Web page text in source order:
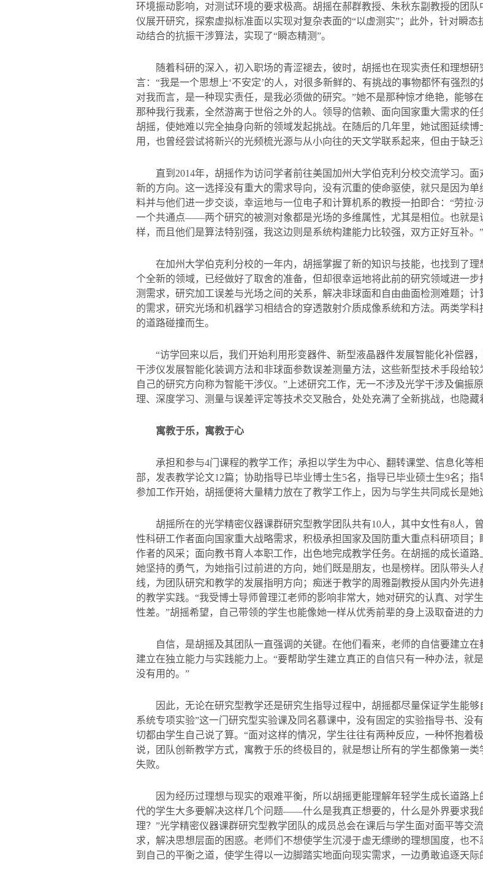
环境振动影响，对测试环境的要求极高。胡摇在郝群教授、朱秋东副教授的团
仪展开研究，探索虚拟标准面以实现对复杂表面的“以虚测实”；此外，针对瞬
动结合的抗振干涉算法，实现了“瞬态精测”。
随着科研的深入，初入职场的青涩褪去，彼时，胡摇也在现实责任和理想
言：“我是一个思想上‘不安定’的人，对很多新鲜的、有挑战的事物都怀有强烈
对我而言，是一种现实责任，是我必须做的研究。”她不是那种惊才绝艳，能够
那种我行我素，全然游离于世俗之外的人。领导的信赖、面向国家重大需求的
胡摇，使她难以完全抽身向新的领域发起挑战。在随后的几年里，她试图延续
用，也曾经尝试将新兴的光频梳光源与从小向往的天文学联系起来，但由于缺乏
直到 2014年，胡摇作为访问学者前往美国加州大学伯克利分校交流学习。
新的方向。这一选择没有重大的需求导向，没有沉重的使命驱使，就只是因为
料并与他们进一步交谈，幸运地与一位电子和计算机系的教授一拍即合： “劳拉·
一个共通点——两个研究的被测对象都是光场的多维属性，尤其是相位。也就
样，而且他们是算法特别强，我这边则是系统构建能力比较强，双方正好互补。”
在加州大学伯克利分校的一年内，胡摇掌握了新的知识与技能，也找到了
个全新的领域，已经做好了取舍的准备，但却很幸运地将此前的研究领域进一
测需求，研究加工误差与光场之间的关系，解决非球面和自由曲面检测难题；
的需求，研究光场和机器学习相结合的穿透散射介质成像系统和方法。两类学
的道路碰撞而生。
“访学回来以后，我们开始利用形变器件、新型液晶器件发展智能化补偿器
干涉仪发展智能化装调方法和非球面参数误差测量方法，这些新型技术手段给
自己的研究方向称为智能干涉仪。”上述研究工作，无一不涉及光学干涉及偏振
理、深度学习、测量与误差评定等技术交叉融合，处处充满了全新挑战，也隐
寓教于乐，寓教于心
承担和参与4门课程的教学工作；承担以学生为中心、翻转课堂、信息化等
部，发表教学论文12篇；协助指导已毕业博士生5名，指导已毕业硕士生9名；指
参加工作开始，胡摇便将大量精力放在了教学工作上，因为与学生共同成长是她
胡摇所在的光学精密仪器课群研究型教学团队共有10人，其中女性有8人，
性科研工作者面向国家重大战略需求，积极承担国家及国防重大重点科研项目
作者的风采；面向教书育人本职工作，出色地完成教学任务。在胡摇的成长道
她坚持的勇气，为她指引过前进的方向，她们既是朋友，也是榜样。团队带头
线，为团队研究和教学的发展指明方向；痴迷于教学的周雅副教授从国内外先
的教学实践。“我受博士导师曾理江老师的影响非常大，她对研究的认真、对学
性差。”胡摇希望，自己带领的学生也能像她一样从优秀前辈的身上汲取奋进的
自信，是胡摇及其团队一直强调的关键。在他们看来，老师的自信要建立
建立在独立能力与实践能力上。“要帮助学生建立真正的自信只有一种办法，就
没有用的。”
因此，无论在研究型教学还是研究生指导过程中，胡摇都尽量保证学生能
系统专项实验”这一门研究型实验课及同名慕课中，没有固定的实验指导书、
切都由学生自己说了算。“面对这样的情况，学生往往有两种反应，一种怀抱着
说，团队创新教学方式，寓教于乐的终极目的，就是想让所有的学生都像第一
失败。
因为经历过理想与现实的艰难平衡，所以胡摇更能理解年轻学生成长道路
代的学生大多要解决这样几个问题——什么是我真正想要的，什么是外界要求我
理？”光学精密仪器课群研究型教学团队的成员总会在课后与学生面对面平等交
求，解决思想层面的困惑。老师们不想使学生沉浸于虚无缥缈的理想国度，也
到自己的平衡之道，使学生得以一边脚踏实地面向现实需求，一边勇敢追逐天际